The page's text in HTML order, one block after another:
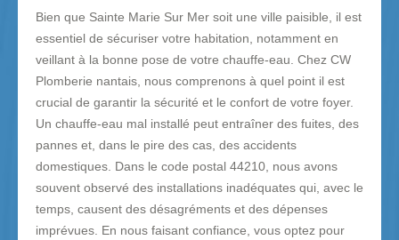
Bien que Sainte Marie Sur Mer soit une ville paisible, il est
essentiel de sécuriser votre habitation, notamment en
veillant à la bonne pose de votre chauffe-eau. Chez CW
Plomberie nantais, nous comprenons à quel point il est
crucial de garantir la sécurité et le confort de votre foyer.
Un chauffe-eau mal installé peut entraîner des fuites, des
pannes et, dans le pire des cas, des accidents
domestiques. Dans le code postal 44210, nous avons
souvent observé des installations inadéquates qui, avec le
temps, causent des désagréments et des dépenses
imprévues. En nous faisant confiance, vous optez pour